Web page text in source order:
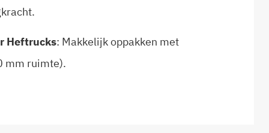
Heftrucks: Makkelijk oppakken met
mm ruimte).